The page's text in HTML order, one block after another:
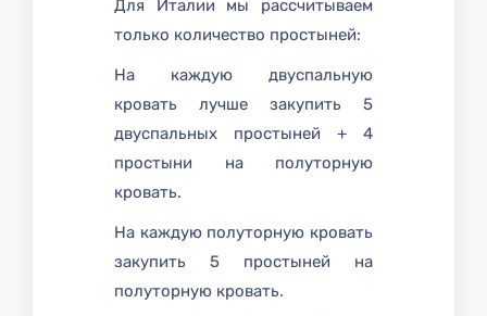
Для Италии мы рассчитываем
только количество простыней:
На каждую двуспальную
кровать лучше закупить 5
двуспальных простыней + 4
простыни на полуторную
кровать.
На каждую полуторную кровать
закупить 5 простыней на
полуторную кровать.